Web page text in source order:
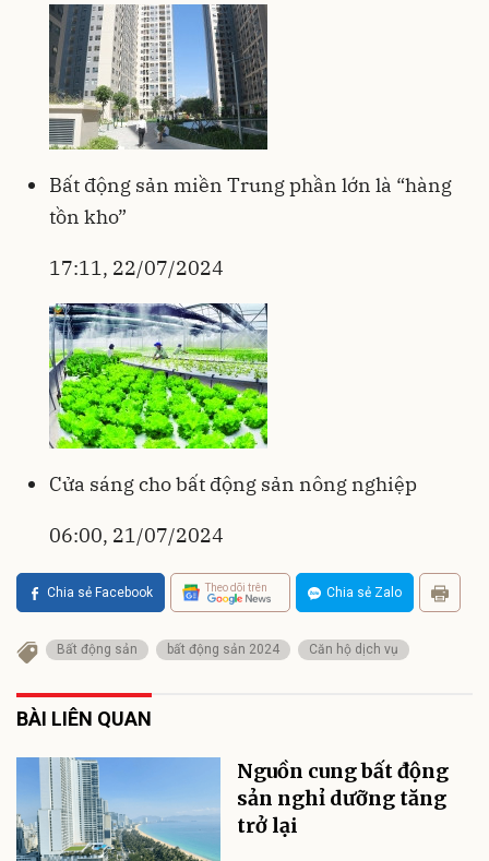
Bất động sản miền Trung phần lớn là “hàng
tồn kho”
17:11, 22/07/2024
Cửa sáng cho bất động sản nông nghiệp
06:00, 21/07/2024
Chia sẻ Facebook Theo dõi trên Chia sẻ Zalo
Bất động sản bất động sản 2024 Căn hộ dịch vụ
BÀI LIÊN QUAN
Nguồn cung bất động
sản nghỉ dưỡng tăng
trở lại